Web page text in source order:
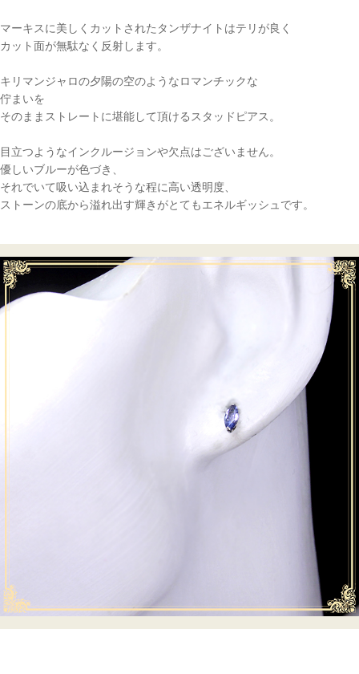
マーキスに美しくカットされたタンザナイトはテリが良く
カット面が無駄なく反射します。
キリマンジャロの夕陽の空のようなロマンチックな
佇まいを
そのままストレートに堪能して頂けるスタッドピアス。
目立つようなインクルージョンや欠点はございません。
優しいブルーが色づき、
それでいて吸い込まれそうな程に高い透明度、
ストーンの底から溢れ出す輝きがとてもエネルギッシュです。